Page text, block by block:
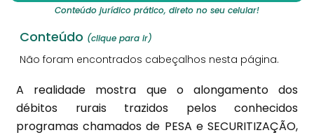
Conteúdo jurídico prático, direto no seu celular!
Conteúdo (clique para ir)
Não foram encontrados cabeçalhos nesta página.
A realidade mostra que o alongamento dos
débitos rurais trazidos pelos conhecidos
programas chamados de PESA e SECURITIZAÇÃO,